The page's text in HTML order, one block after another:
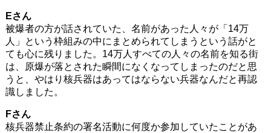
Eさん
被爆者の方が話されていた、名前があった人々が「14万
人」という枠組みの中にまとめられてしまうという話がと
ても心に残りました。14万人すべての人々の名前を知る街
は、原爆が落とされた瞬間になくなってしまったのだと思
うと、やはり核兵器はあってはならない兵器なんだと再認
識しました。
Fさん
核兵器禁止条約の署名活動に何度か参加していたことがあ